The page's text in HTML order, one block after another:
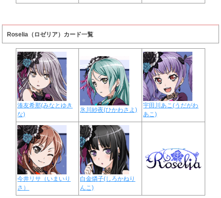
Roselia（ロゼリア）カード一覧
湊友希那(みなとゆき
な)
氷川紗夜(ひかわさよ)
宇田川あこ(うだがわ
あこ)
今井リサ（いまいり
さ）
白金燐子(しろかねり
んこ)